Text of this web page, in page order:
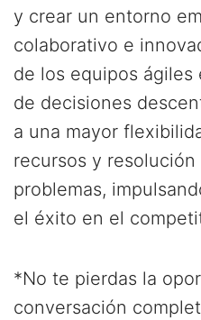
y crear un entorno
colaborativo e
de los equipos ágiles
de decisiones
a una mayor
recursos y resolución
problemas,
el éxito en el
*No te pierdas la
conversación